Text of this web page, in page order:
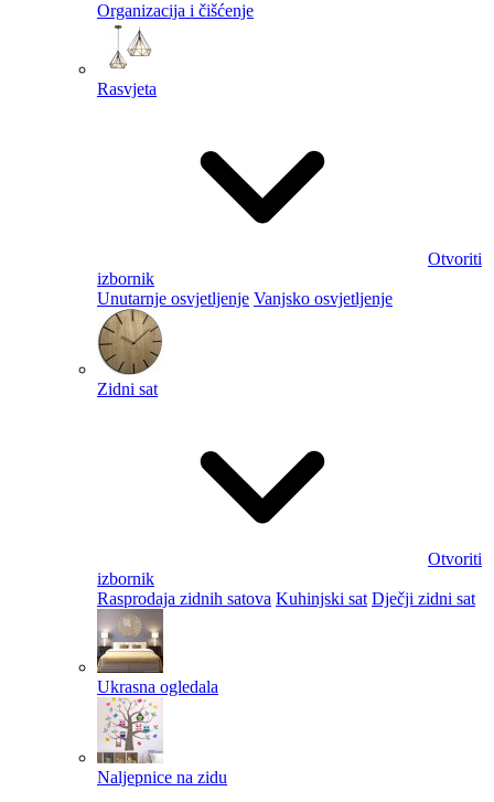
Organizacija i čišćenje
Rasvjeta
Otvoriti
izbornik
Unutarnje osvjetljenje Vanjsko osvjetljenje
Zidni sat
Otvoriti
izbornik
Rasprodaja zidnih satova Kuhinjski sat Dječji zidni sat
Ukrasna ogledala
Naljepnice na zidu